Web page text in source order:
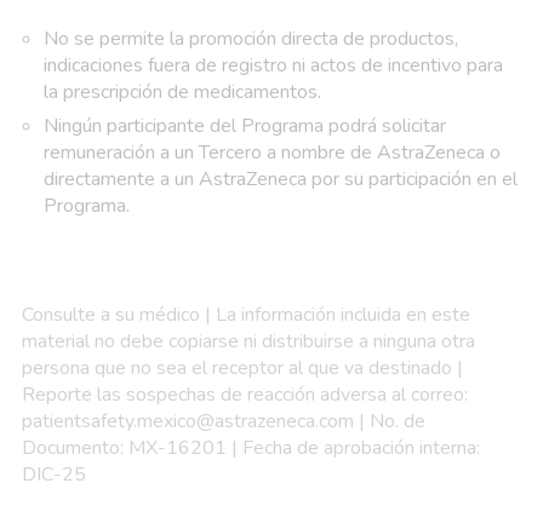
No se permite la promoción directa de productos,
indicaciones fuera de registro ni actos de incentivo para
la prescripción de medicamentos.
Ningún participante del Programa podrá solicitar
remuneración a un Tercero a nombre de AstraZeneca o
directamente a un AstraZeneca por su participación en el
Programa.
Consulte a su médico | La información incluida en este
material no debe copiarse ni distribuirse a ninguna otra
persona que no sea el receptor al que va destinado |
Reporte las sospechas de reacción adversa al correo:
patientsafety.mexico@astrazeneca.com | No. de
Documento: MX-16201 | Fecha de aprobación interna:
DIC-25